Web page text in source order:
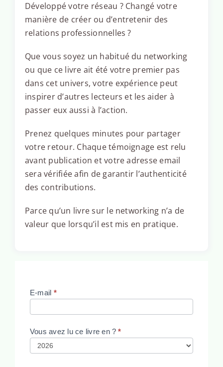
Développé votre réseau ? Changé votre
manière de créer ou d’entretenir des
relations professionnelles ?
Que vous soyez un habitué du networking
ou que ce livre ait été votre premier pas
dans cet univers, votre expérience peut
inspirer d’autres lecteurs et les aider à
passer eux aussi à l’action.
Prenez quelques minutes pour partager
votre retour. Chaque témoignage est relu
avant publication et votre adresse email
sera vérifiée afin de garantir l’authenticité
des contributions.
Parce qu’un livre sur le networking n’a de
valeur que lorsqu’il est mis en pratique.
Lecteur
E-mail *
Vous avez lu ce livre en ?*